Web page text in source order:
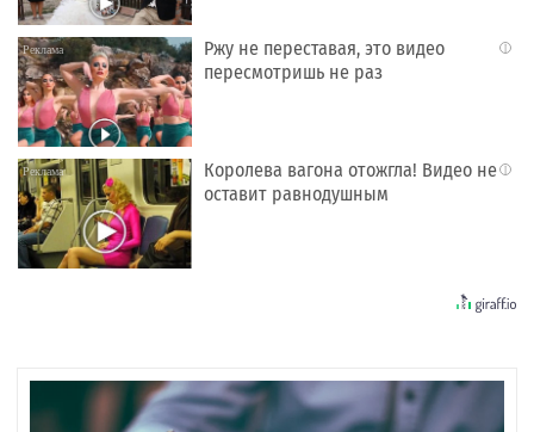
i
Ржу не переставая, это видео
пересмотришь не раз
i
Королева вагона отожгла! Видео не
оставит равнодушным